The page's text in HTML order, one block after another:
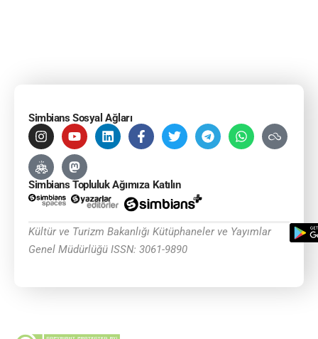
Simbians Sosyal Ağları
Simbians Topluluk Ağımıza Katılın
Kültür ve Turizm Bakanlığı Kütüphaneler ve Yayımlar
Genel Müdürlüğü ISSN: 3061-9890